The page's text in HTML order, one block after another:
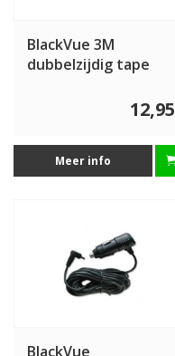
BlackVue 3M
dubbelzijdig tape
12,95
Meer info
BlackVue